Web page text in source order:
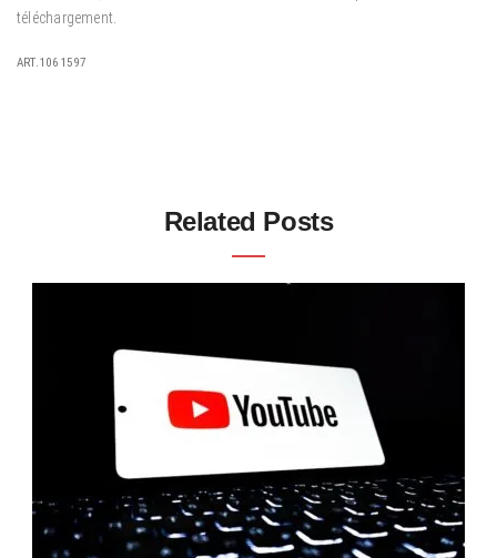
téléchargement.
ART.1061597
Related Posts